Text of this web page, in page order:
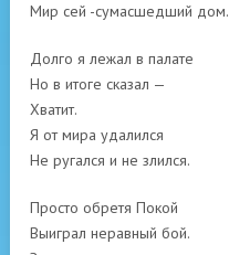
Мир сей -сумасшедший дом.
Долго я лежал в палате
Но в итоге сказал —
Хватит.
Я от мира удалился
Не ругался и не злился.
Просто обретя Покой
Выиграл неравный бой.